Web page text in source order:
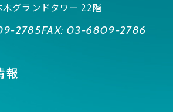
グランドタワー 22階
2785FAX: 03-6809-2786
報